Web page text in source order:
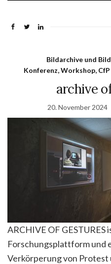
Bildarchive und
Konferenz, Workshop, CfP
archive
20. November 2024
ARCHIVE OF GESTURES
Forschungsplattform und
Verkörperung von Protest